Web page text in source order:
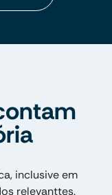
inclusive em
relevanttes.